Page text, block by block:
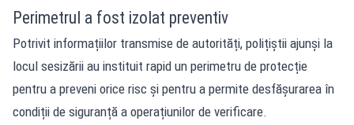
Perimetrul a fost izolat preventiv
Potrivit informațiilor transmise de autorități, polițiștii ajunși la
locul sesizării au instituit rapid un perimetru de protecție
pentru a preveni orice risc și pentru a permite desfășurarea în
condiții de siguranță a operațiunilor de verificare.